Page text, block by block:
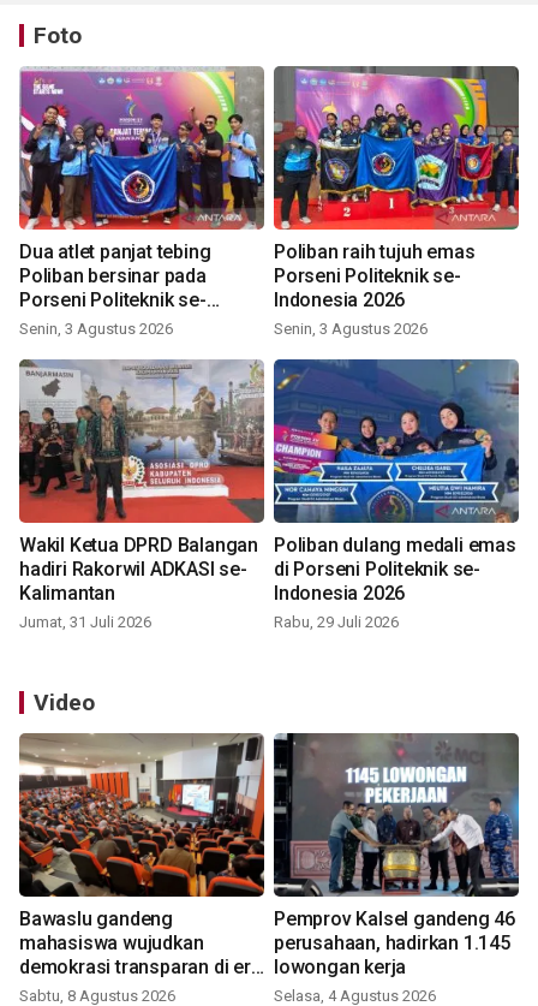
Foto
Dua atlet panjat tebing
Poliban bersinar pada
Porseni Politeknik se-
Indonesia 2026
Senin, 3 Agustus 2026
Poliban raih tujuh emas
Porseni Politeknik se-
Indonesia 2026
Senin, 3 Agustus 2026
Wakil Ketua DPRD Balangan
hadiri Rakorwil ADKASI se-
Kalimantan
Jumat, 31 Juli 2026
Poliban dulang medali emas
di Porseni Politeknik se-
Indonesia 2026
Rabu, 29 Juli 2026
Video
Bawaslu gandeng
mahasiswa wujudkan
demokrasi transparan di era
digital
Sabtu, 8 Agustus 2026
Pemprov Kalsel gandeng 46
perusahaan, hadirkan 1.145
lowongan kerja
Selasa, 4 Agustus 2026